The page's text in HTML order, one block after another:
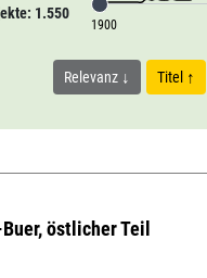
1.550
1900
Relevanz Titel
östlicher Teil